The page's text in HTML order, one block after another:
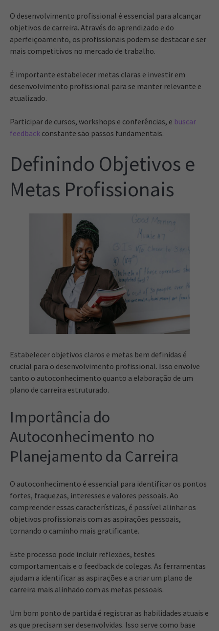
O desenvolvimento profissional é essencial para alcançar
objetivos de carreira. Através do aprendizado e do
aperfeiçoamento, os profissionais podem se destacar e ser
mais competitivos no mercado de trabalho.
É importante estabelecer metas claras e investir em
desenvolvimento profissional para se manter relevante e
atualizado.
Participar de cursos, workshops e conferências, e buscar
feedback constante são passos fundamentais.
Definindo Objetivos e
Metas Profissionais
Estabelecer objetivos claros e metas bem definidas é
crucial para o desenvolvimento profissional. Isso envolve
tanto o autoconhecimento quanto a elaboração de um
plano de carreira estruturado.
Importância do
Autoconhecimento no
Planejamento da Carreira
O autoconhecimento é essencial para identificar os pontos
fortes, fraquezas, interesses e valores pessoais. Ao
compreender essas características, é possível alinhar os
objetivos profissionais com as aspirações pessoais,
tornando o caminho mais gratificante.
Este processo pode incluir reflexões, testes
comportamentais e o feedback de colegas. As ferramentas
ajudam a identificar as aspirações e a criar um plano de
carreira mais alinhado com as metas pessoais.
Um bom ponto de partida é registrar as habilidades atuais e
as que precisam ser desenvolvidas. Isso serve como base